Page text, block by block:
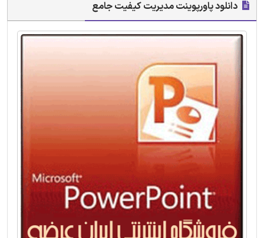
دانلود پاورپوینت مدیریت کیفیت جامع